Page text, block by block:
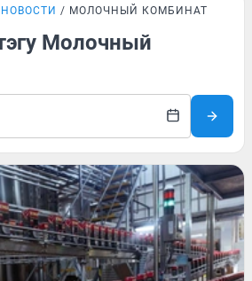
НОВОСТИ МОЛОЧНЫЙ КОМБИНАТ
Молочный